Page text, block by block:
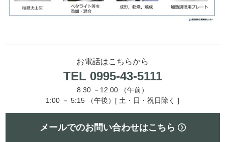
お電話はこちらから
TEL 0995-43-5111
8:30 －12:00 （午前）
1:00 － 5:15 （午後）[ 土・日・祝日除く ]
メールでのお問い合わせはこちら